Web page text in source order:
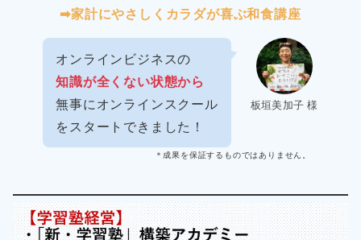
➡︎家計にやさしくカラダが喜ぶ和食講座
板垣美加子 様
オンラインビジネスの
知識が全くない状態から
無事にオンラインスクール
をスタートできました！
＊成果を保証するものではありません。